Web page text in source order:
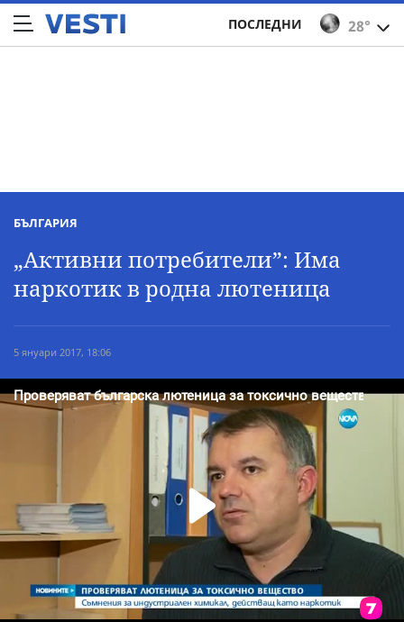
28°
ПОСЛЕДНИ
БЪЛГАРИЯ
„Активни потребители”: Има
наркотик в родна лютеница
5 януари 2017, 18:06